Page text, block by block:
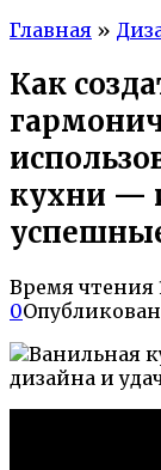
Главная »
Как
кухни —
Время чтения
0